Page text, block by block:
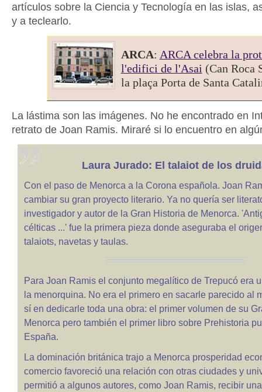
artículos sobre la Ciencia y Tecnología en las islas,
y a teclearlo.
ARCA: ARCA celebra la
l'edifici de l'Asai (Can Roca
la plaça Porta de Santa
La lástima son las imágenes. No he encontrado en
retrato de Joan Ramis. Miraré si lo encuentro en
Laura Jurado: El talaiot de los
Con el paso de Menorca a la Corona española. Joan
cambiar su gran proyecto literario. Ya no quería ser
investigador y autor de la Gran Historia de Menorca.
célticas ...' fue la primera pieza donde aseguraba el
talaiots, navetas y taulas.
Para Joan Ramis el conjunto megalítico de Trepucó era
la menorquina. No era el primero en sacarle parecido al
sí en dedicarle toda una obra: el primer volumen de su
Menorca pero también el primer libro sobre Prehistoria
España.
La dominación británica trajo a Menorca prosperidad
comercio favoreció una relación con otras ciudades y
permitió a algunos autores, como Joan Ramis, recibir